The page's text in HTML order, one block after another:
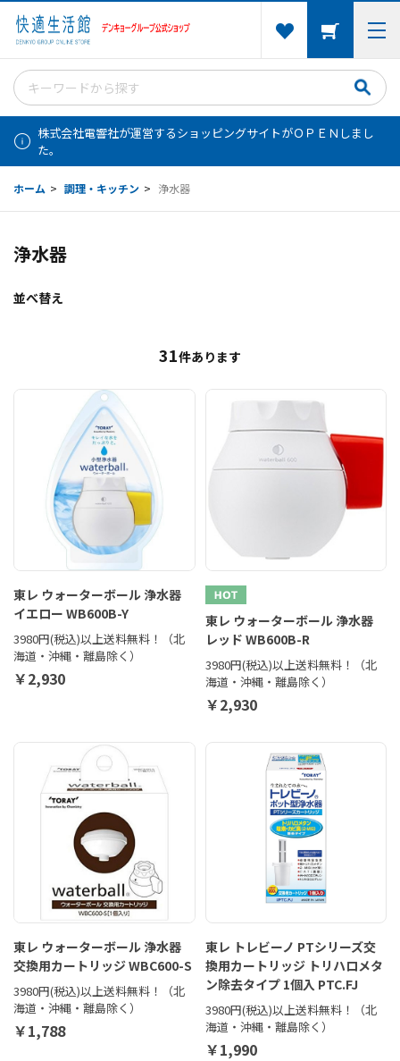
株式会社電響社が運営するショッピングサイトがＯＰＥＮしまし
た。
ホーム > 調理・キッチン > 浄水器
浄水器
並べ替え
31件あります
東レ ウォーターボール 浄水器
イエロー WB600B-Y
3980円(税込)以上送料無料！（北
海道・沖縄・離島除く）
￥2,930
東レ ウォーターボール 浄水器
レッド WB600B-R
3980円(税込)以上送料無料！（北
海道・沖縄・離島除く）
￥2,930
東レ ウォーターボール 浄水器
交換用カートリッジ WBC600-S
3980円(税込)以上送料無料！（北
海道・沖縄・離島除く）
￥1,788
東レ トレビーノ PTシリーズ交
換用カートリッジ トリハロメタ
ン除去タイプ 1個入 PTC.FJ
3980円(税込)以上送料無料！（北
海道・沖縄・離島除く）
￥1,990